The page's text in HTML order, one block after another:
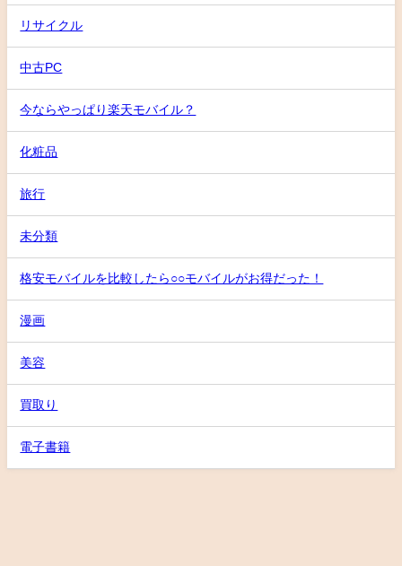
リサイクル
中古PC
今ならやっぱり楽天モバイル？
化粧品
旅行
未分類
格安モバイルを比較したら○○モバイルがお得だった！
漫画
美容
買取り
電子書籍